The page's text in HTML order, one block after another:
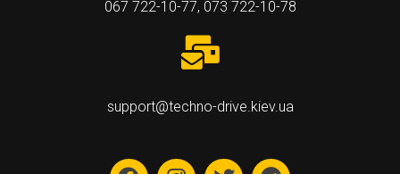
067 722-10-77, 073 722-10-78
support@techno-drive.kiev.ua